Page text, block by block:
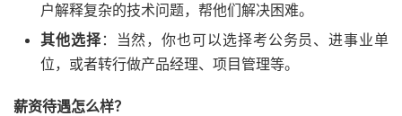
户解释复杂的技术问题，帮他们解决困难。
其他选择：当然，你也可以选择考公务员、进事业单
位，或者转行做产品经理、项目管理等。
薪资待遇怎么样？